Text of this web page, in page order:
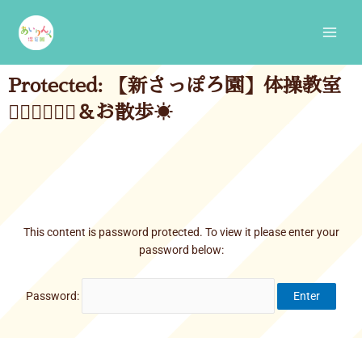
content
Protected: 【新さっぽろ園】体操教室
🤾🏻‍♀️🤸🏻‍♀️＆お散歩☀
This content is password protected. To view it please enter your
password below:
Password: